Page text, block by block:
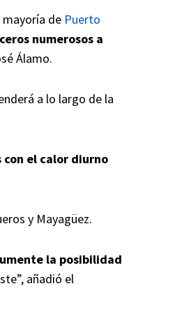
mayoría de Puerto
numerosos a
Álamo.
a lo largo de la
el calor diurno
y Mayagüez.
la posibilidad
añadió el